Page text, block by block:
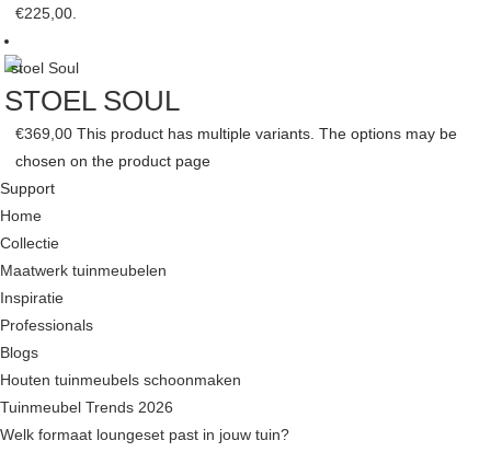
€225,00.
STOEL SOUL
€369,00 This product has multiple variants. The options may be
chosen on the product page
Support
Home
Collectie
Maatwerk tuinmeubelen
Inspiratie
Professionals
Blogs
Houten tuinmeubels schoonmaken
Tuinmeubel Trends 2026
Welk formaat loungeset past in jouw tuin?